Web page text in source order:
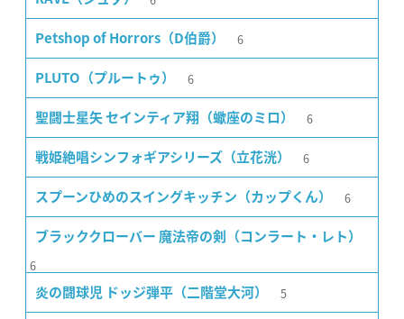
Petshop of Horrors（D伯爵） 6
PLUTO（プルートゥ） 6
聖闘士星矢 セインティア翔（蠍座のミロ） 6
戦姫絶唱シンフォギアシリーズ（立花洸） 6
スプーンひめのスイングキッチン（カップくん） 6
ブラッククローバー 魔法帝の剣（コンラート・レト）
6
炎の闘球児 ドッジ弾平（二階堂大河） 5